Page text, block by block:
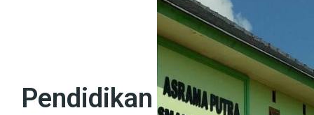
Pendidikan